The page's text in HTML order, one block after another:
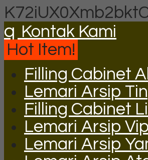
q Kontak Kami
Hot Item!
Filling Cabinet
Lemari Arsip
Filling Cabinet
Lemari Arsip
Lemari Arsip